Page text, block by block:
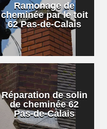
Ramonage de
cheminée par le toit
62 Pas-de-Calais
Réparation de solin
de cheminée 62
Pas-de-Calais